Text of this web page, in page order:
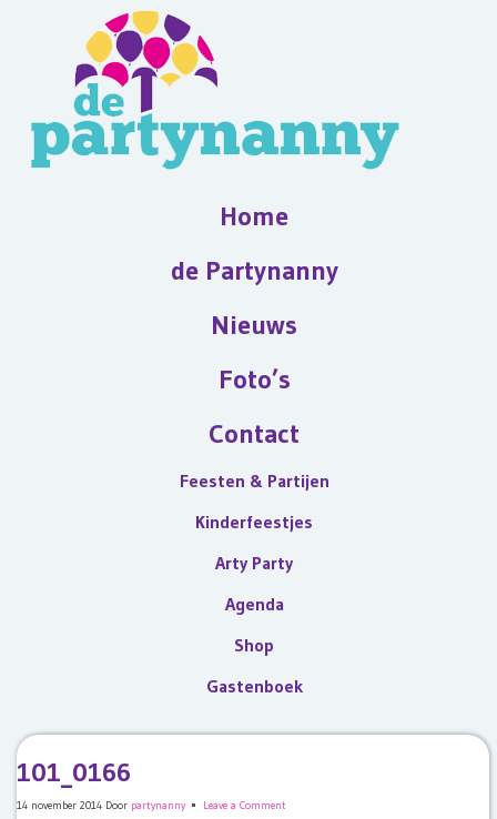
Home
de Partynanny
Nieuws
Foto’s
Contact
Feesten & Partijen
Kinderfeestjes
Arty Party
Agenda
Shop
Gastenboek
101_0166
14 november 2014 Door partynanny Leave a Comment